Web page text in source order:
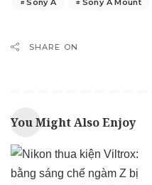
SHARE ON
You Might Also Enjoy